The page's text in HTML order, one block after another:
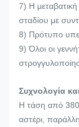
7) Η
σταδίου με
8) Πρότυπο
9) Όλοι οι
Συχνολογία
Η τάση από 380
αστέρι,